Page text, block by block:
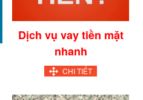
Dịch vụ vay tiền mặt
nhanh
CHI TIẾT